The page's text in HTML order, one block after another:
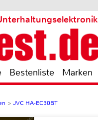
Bestenliste Marken
> JVC HA-EC30BT